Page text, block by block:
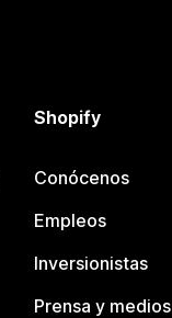
Shopify
Conócenos
Empleos
Inversionistas
Prensa y medios